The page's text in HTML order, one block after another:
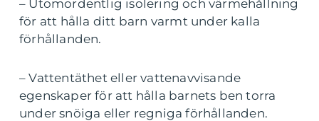
– Utomordentlig isolering och värmehållning
för att hålla ditt barn varmt under kalla
förhållanden.
– Vattentäthet eller vattenavvisande
egenskaper för att hålla barnets ben torra
under snöiga eller regniga förhållanden.